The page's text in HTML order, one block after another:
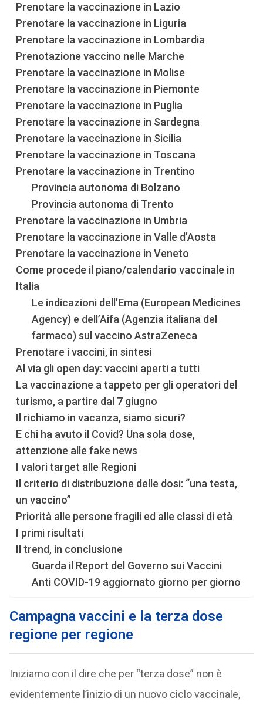
Prenotare la vaccinazione in Lazio
Prenotare la vaccinazione in Liguria
Prenotare la vaccinazione in Lombardia
Prenotazione vaccino nelle Marche
Prenotare la vaccinazione in Molise
Prenotare la vaccinazione in Piemonte
Prenotare la vaccinazione in Puglia
Prenotare la vaccinazione in Sardegna
Prenotare la vaccinazione in Sicilia
Prenotare la vaccinazione in Toscana
Prenotare la vaccinazione in Trentino
Provincia autonoma di Bolzano
Provincia autonoma di Trento
Prenotare la vaccinazione in Umbria
Prenotare la vaccinazione in Valle d’Aosta
Prenotare la vaccinazione in Veneto
Come procede il piano/calendario vaccinale in
Italia
Le indicazioni dell’Ema (European Medicines
Agency) e dell’Aifa (Agenzia italiana del
farmaco) sul vaccino AstraZeneca
Prenotare i vaccini, in sintesi
Al via gli open day: vaccini aperti a tutti
La vaccinazione a tappeto per gli operatori del
turismo, a partire dal 7 giugno
Il richiamo in vacanza, siamo sicuri?
E chi ha avuto il Covid? Una sola dose,
attenzione alle fake news
I valori target alle Regioni
Il criterio di distribuzione delle dosi: “una testa,
un vaccino”
Priorità alle persone fragili ed alle classi di età
I primi risultati
Il trend, in conclusione
Guarda il Report del Governo sui Vaccini
Anti COVID-19 aggiornato giorno per giorno
Campagna vaccini e la terza dose
regione per regione
Iniziamo con il dire che per “terza dose” non è
evidentemente l’inizio di un nuovo ciclo vaccinale,